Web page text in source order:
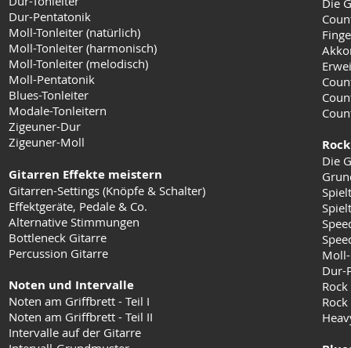
Dur-Pentatonik
Moll-Tonleiter (natürlich)
Moll-Tonleiter (harmonisch)
Moll-Tonleiter (melodisch)
Moll-Pentatonik
Blues-Tonleiter
Modale-Tonleitern
Zigeuner-Dur
Zigeuner-Moll
Gitarren Effekte meistern
Gitarren-Settings (Knöpfe & Schalter)
Effektgeräte, Pedale & Co.
Alternative Stimmungen
Bottleneck Gitarre
Percussion Gitarre
Noten und Intervalle
Noten am Griffbrett - Teil I
Noten am Griffbrett - Teil II
Intervalle auf der Gitarre
Die
Dur-